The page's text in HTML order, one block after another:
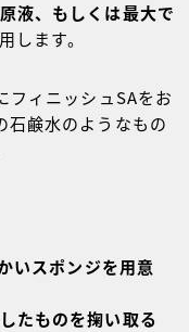
液、もしくは最大で
します。
フィニッシュSAをお
石鹸水のようなもの
いスポンジを用意
たものを掬い取る